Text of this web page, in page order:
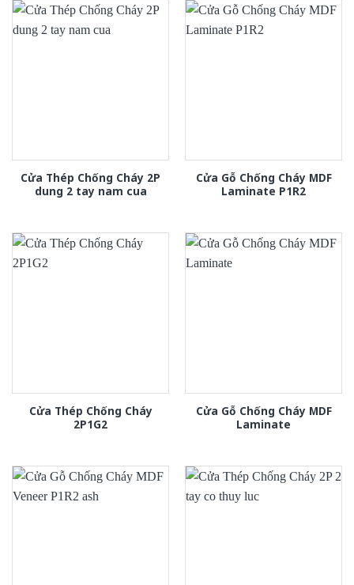
Cửa Thép Chống Cháy 2P
dung 2 tay nam cua
Cửa Gỗ Chống Cháy MDF
Laminate P1R2
Cửa Thép Chống Cháy
2P1G2
Cửa Gỗ Chống Cháy MDF
Laminate